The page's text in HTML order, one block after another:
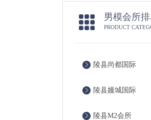
男模会所排
PRODUCT
陵县尚都国际
陵县嫚城国际
陵县M2会所